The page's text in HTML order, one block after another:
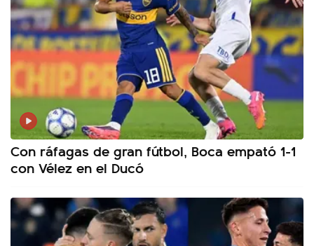
Con ráfagas de gran fútbol, Boca empató 1-1
con Vélez en el Ducó